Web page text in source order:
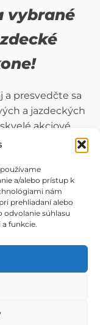
a/alebo prístup k
nám
prehliadaní alebo
odvolanie súhlasu
funkcie.
vybrané
a presvedčte sa
a jazdeckých
akciové